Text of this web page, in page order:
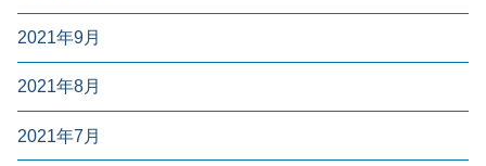
2021年9月
2021年8月
2021年7月